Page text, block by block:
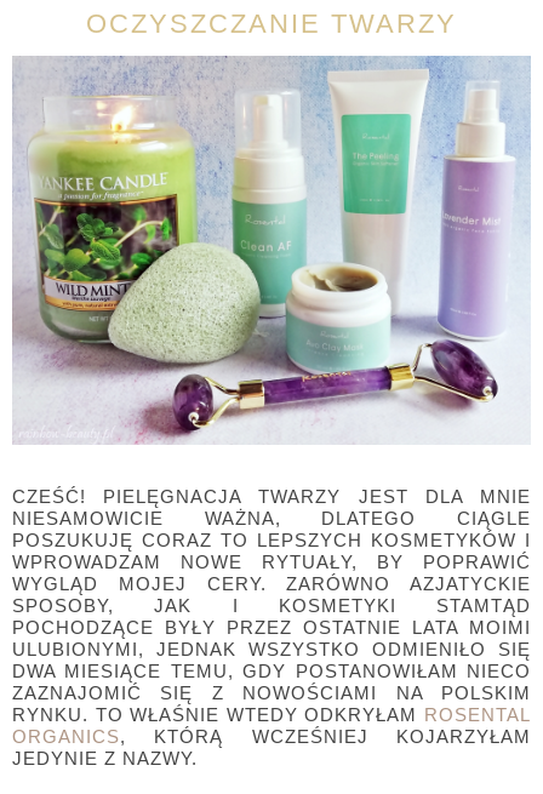
OCZYSZCZANIE TWARZY
CZEŚĆ! PIELĘGNACJA TWARZY JEST DLA MNIE
NIESAMOWICIE WAŻNA, DLATEGO CIĄGLE
POSZUKUJĘ CORAZ TO LEPSZYCH KOSMETYKÓW I
WPROWADZAM NOWE RYTUAŁY, BY POPRAWIĆ
WYGLĄD MOJEJ CERY. ZARÓWNO AZJATYCKIE
SPOSOBY, JAK I KOSMETYKI STAMTĄD
POCHODZĄCE BYŁY PRZEZ OSTATNIE LATA MOIMI
ULUBIONYMI, JEDNAK WSZYSTKO ODMIENIŁO SIĘ
DWA MIESIĄCE TEMU, GDY POSTANOWIŁAM NIECO
ZAZNAJOMIĆ SIĘ Z NOWOŚCIAMI NA POLSKIM
RYNKU. TO WŁAŚNIE WTEDY ODKRYŁAM ROSENTAL
ORGANICS, KTÓRĄ WCZEŚNIEJ KOJARZYŁAM
JEDYNIE Z NAZWY.